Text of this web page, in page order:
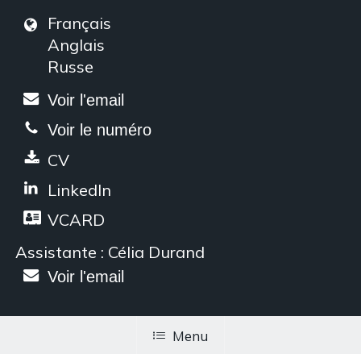
Français
Anglais
Russe
Voir l'email
Voir le numéro
CV
LinkedIn
VCARD
Assistante : Célia Durand
Voir l'email
Menu